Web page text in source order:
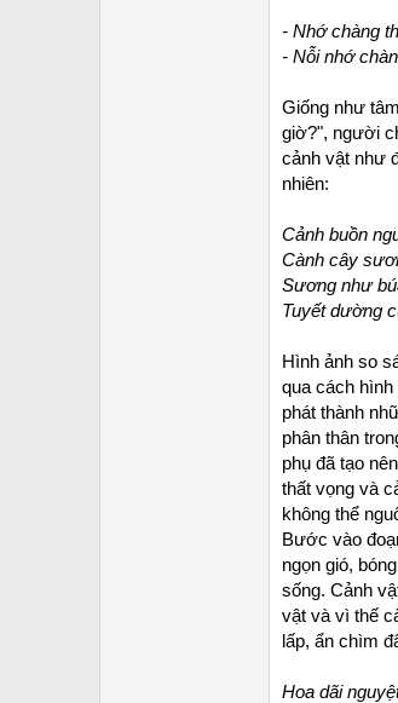
- Nhớ chàng
- Nỗi nhớ
Giống như
giờ?", người
cảnh vật như
nhiên:
Cảnh buồn
Cành cây
Sương như
Tuyết dường
Hình ảnh so
qua cách
phát thành
phân thân
phụ đã tạo
thất vọng và
không thể
Bước vào
ngọn gió,
sống. Cảnh
vật và vì thế
lấp, ẩn chìm
Hoa dãi